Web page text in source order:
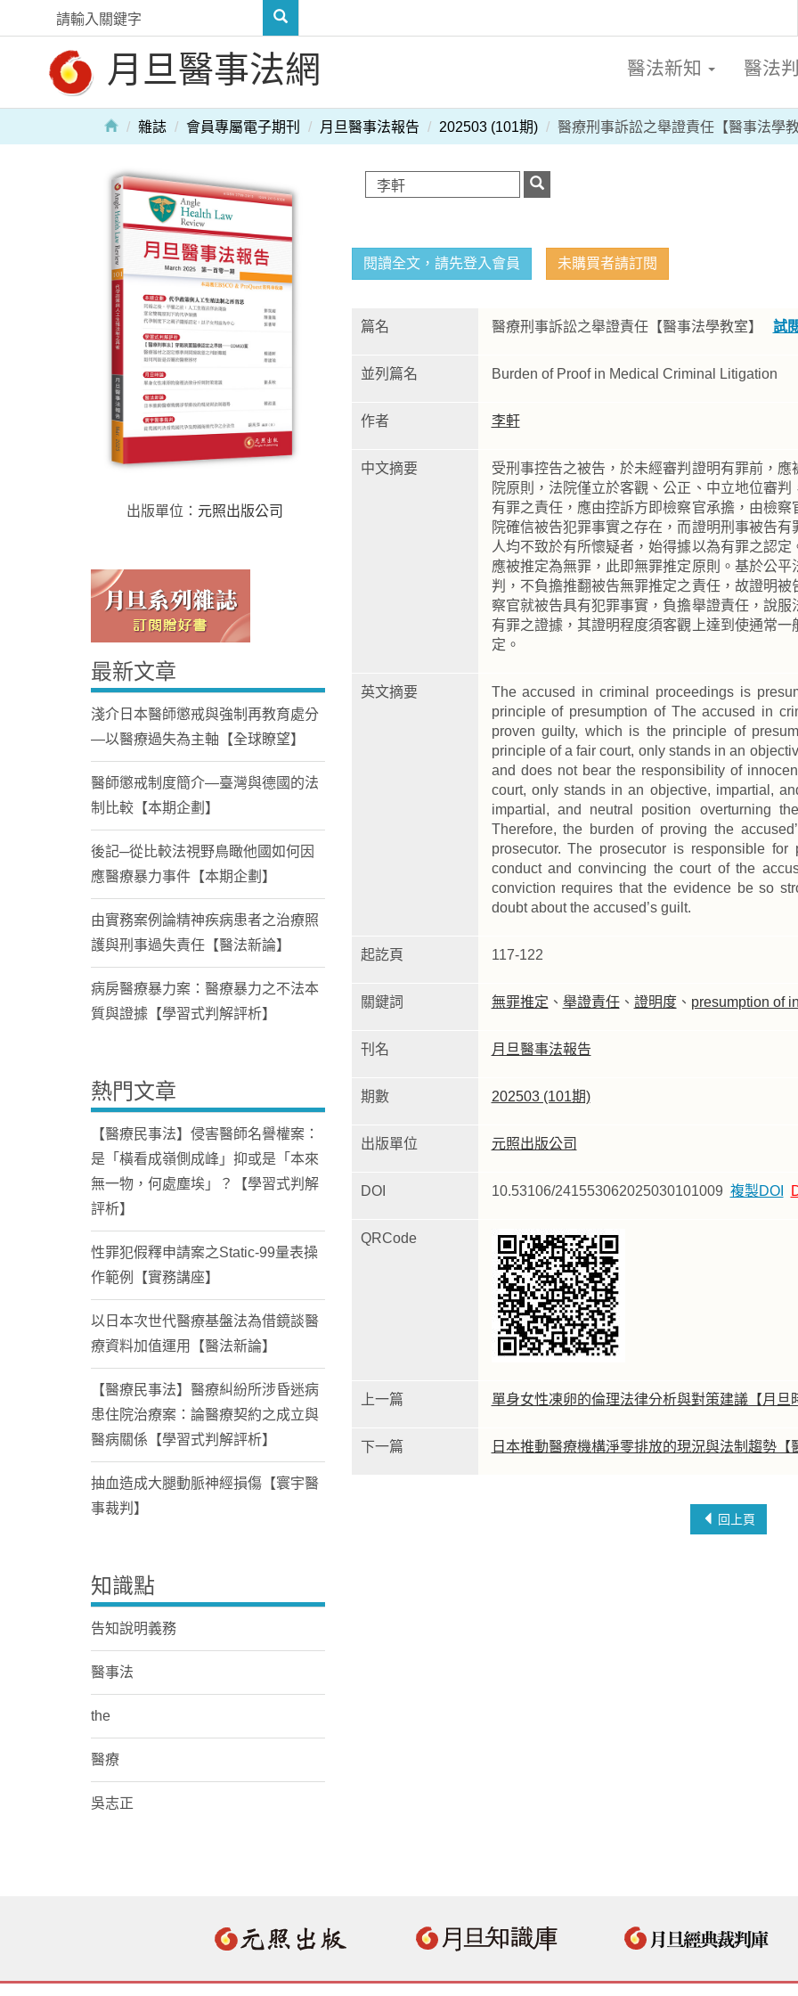
月旦醫事法網 醫法新知 醫法
雜誌 會員專屬電子期刊 月旦醫事法報告 202503 (101期) 醫療刑事訴訟之舉證責任【醫事法學教
閱讀全文，請先登入會員 未購買者請訂閱
篇名 醫療刑事訴訟之舉證責任【醫事法學教室】 試
並列篇名 Burden of Proof in Medical Criminal Litigation
作者 李軒
中文摘要
受刑事控告之被告，於未經審判證明有罪前，
院原則，法院僅立於客觀、公正、中立地位審
有罪之責任，應由控訴方即檢察官承擔，由檢
院確信被告犯罪事實之存在，而證明刑事被告
人均不致於有所懷疑者，始得據以為有罪之認
應被推定為無罪，此即無罪推定原則。基於公
判，不負擔推翻被告無罪推定之責任，故證明
察官就被告具有犯罪事實，負擔舉證責任，說
有罪之證據，其證明程度須客觀上達到使通常
定。
英文摘要
The accused in criminal proceedings is
principle of presumption of The accused in
proven guilty, which is the principle of
principle of a fair court, only stands in an
and does not bear the responsibility of
court, only stands in an objective, impartial,
impartial, and neutral position overturning
Therefore, the burden of proving the
prosecutor. The prosecutor is responsible for
conduct and convincing the court of the
conviction requires that the evidence be so
doubt about the accused’s guilt.
起訖頁 117-122
關鍵詞 無罪推定 、 舉證責任、 證明度、 presumption of
刊名 月旦醫事法報告
期數 202503 (101期)
出版單位 元照出版公司
DOI 10.53106/241553062025030101009 複製DOI
QRCode
上一篇 單身女性凍卵的倫理法律分析與對策建議【月旦
下一篇 日本推動醫療機構淨零排放的現況與法制趨勢【
回上頁
出版單位： 元照出版公司
最新文章
淺介日本醫師懲戒與強制再教育處分
—以醫療過失為主軸【全球瞭望】
醫師懲戒制度簡介—臺灣與德國的法
制比較【本期企劃】
後記─從比較法視野鳥瞰他國如何因
應醫療暴力事件【本期企劃】
由實務案例論精神疾病患者之治療照
護與刑事過失責任【醫法新論】
病房醫療暴力案：醫療暴力之不法本
質與證據【學習式判解評析】
熱門文章
【醫療民事法】侵害醫師名譽權案：
是「橫看成嶺側成峰」抑或是「本來
無一物，何處塵埃」？【學習式判解
評析】
性罪犯假釋申請案之Static-99量表操
作範例【實務講座】
以日本次世代醫療基盤法為借鏡談醫
療資料加值運用【醫法新論】
【醫療民事法】醫療糾紛所涉昏迷病
患住院治療案：論醫療契約之成立與
醫病關係【學習式判解評析】
抽血造成大腿動脈神經損傷【寰宇醫
事裁判】
知識點
告知說明義務
醫事法
the
醫療
吳志正